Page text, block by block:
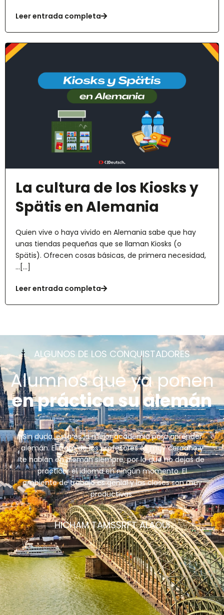
Leer entrada completa
La cultura de los Kiosks y
Spätis en Alemania
Quien vive o haya vivido en Alemania sabe que hay
unas tiendas pequeñas que se llaman Kiosks (o
Spätis). Ofrecen cosas básicas, de primera necesidad,
...[...]
Leer entrada completa
ALGUNOS DE LOS CONQUISTADORES
Alumnos que ya ponen
en práctica su alemán
Sin duda, esta es la mejor academia para aprender
alemán. El trato de los profesores es muy cercano y
te hablan en alemán siempre, por lo que no dejas de
practicar el idioma en ningún momento. El
ambiente de trabajo es genial y las clases son muy
productivas.
HICHAM TAMSSRFT ALAOUI